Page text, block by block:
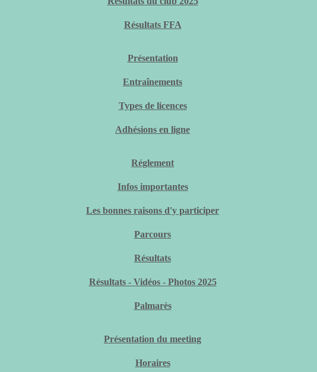
Résultats FFA
Présentation
Entraînements
Types de licences
Adhésions en ligne
Réglement
Infos importantes
Les bonnes raisons d'y participer
Parcours
Résultats
Résultats - Vidéos - Photos 2025
Palmarès
Présentation du meeting
Horaires